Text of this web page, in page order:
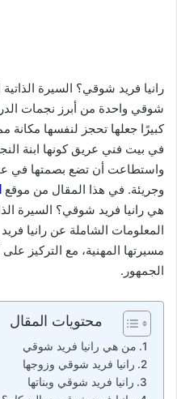
رانيا فريد شوقي؟ السيرة الذاتية
شوقي واحدة من أبرز نجمات
كبيرًا جعلها تحجز لنفسها
في بيت فني عريق كونها ابنة
واستطاعت أن تضع بصمتها في
وجريئة. في هذا المقال من موقع
هي رانيا فريد شوقي؟ السيرة
المعلومات الشاملة عن رانيا
مسيرتها المهنية، مع التركيز
الجمهور.
محتويات المقال
من هي رانيا فريد شوقي
رانيا فريد شوقي وزوجها
رانيا فريد شوقي وبناتها